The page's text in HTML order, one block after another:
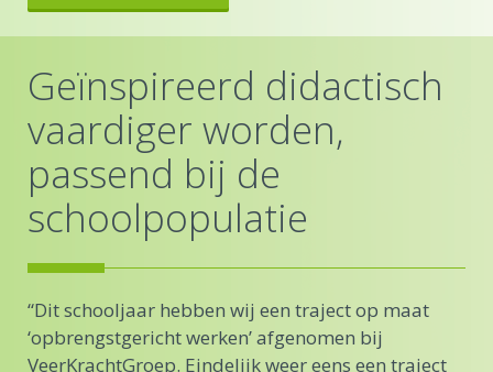
Geïnspireerd didactisch
vaardiger worden,
passend bij de
schoolpopulatie
“Dit schooljaar hebben wij een traject op maat
‘opbrengstgericht werken’ afgenomen bij
VeerKrachtGroep. Eindelijk weer eens een traject